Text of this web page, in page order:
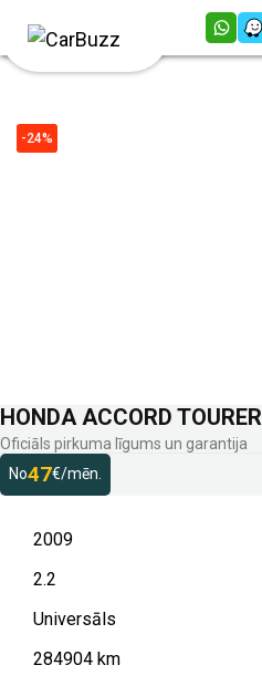
-24%
HONDA ACCORD TOURER
Oficiāls pirkuma līgums un garantija
No47€/mēn.
2009
2.2
Universāls
284904 km